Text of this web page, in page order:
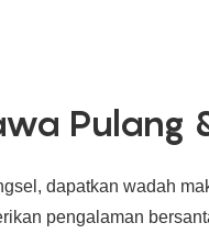
Pulang
dapatkan wadah
pengalaman